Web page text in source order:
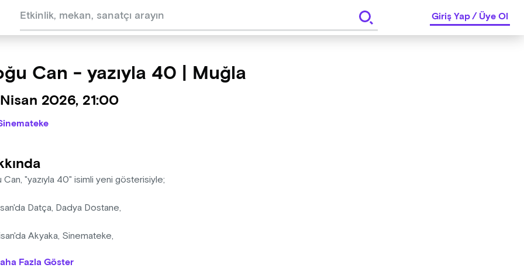
Giriş Yap/Üye Ol
Can - yazıyla 40 | Muğla
2026, 21:00
Can, "yazıyla 40" isimli yeni gösterisiyle;
Datça, Dadya Dostane,
Akyaka, Sinemateke,
Köyceğiz, Flamingos House sahnesinde.
Fazla Göster